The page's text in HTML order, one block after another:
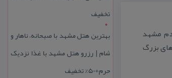
مشهد
بزرگ
تخفیف
بهترین هتل مشهد با صبحانه، ناهار و
شام | رزرو هتل مشهد با غذا نزدیک
حرم+50% تخفیف